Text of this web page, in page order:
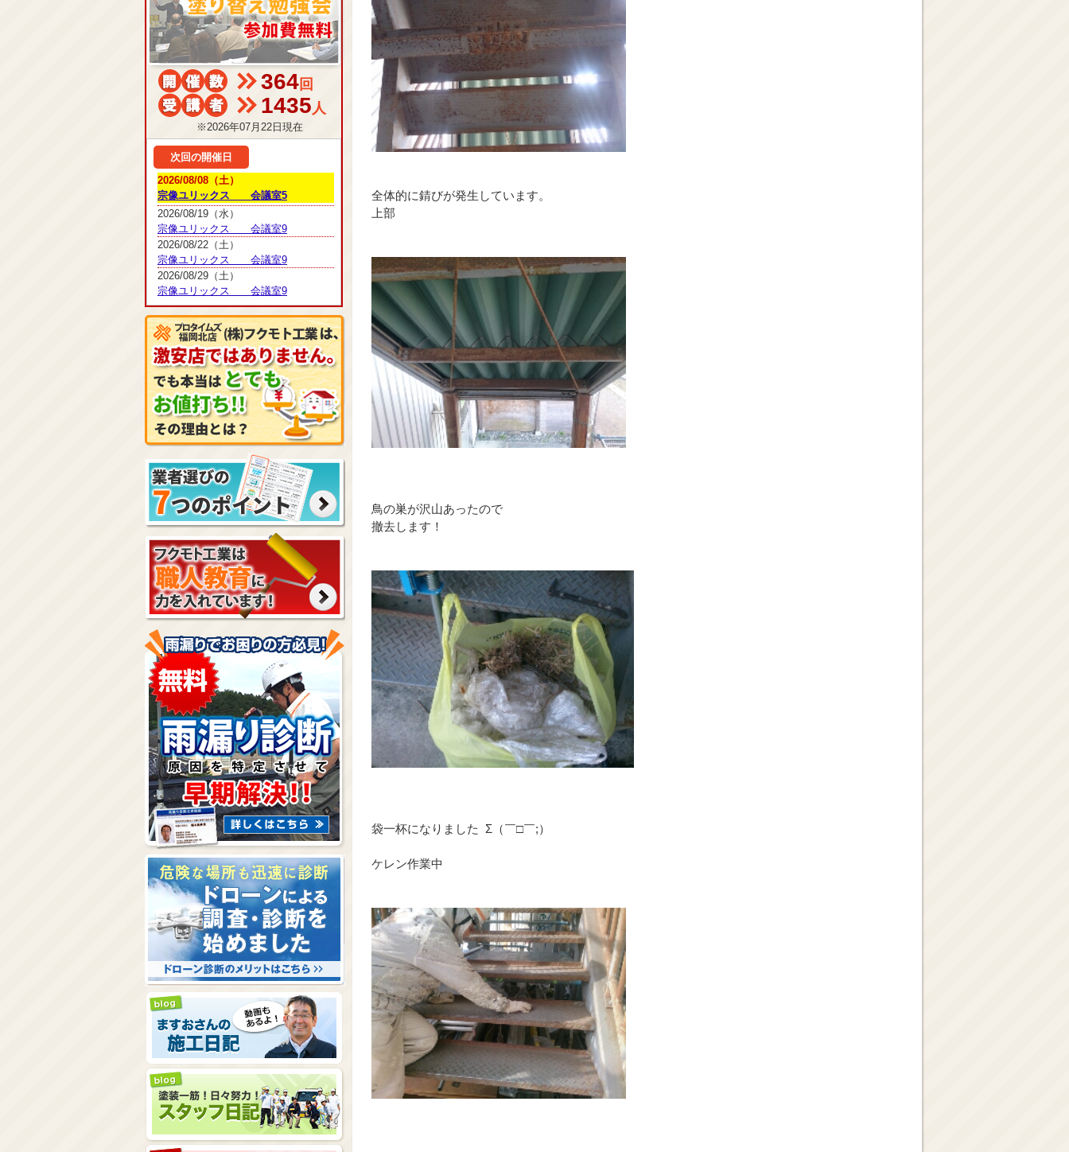
全体的に錆びが発生しています。
上部
鳥の巣が沢山あったので
撤去します！
袋一杯になりました Σ（￣□￣;）
ケレン作業中
364回
1435人
※2026年07月22日現在
次回の開催日
2026/08/08（土）
宗像ユリックス 会議室5
2026/08/19（水）
宗像ユリックス 会議室9
2026/08/22（土）
宗像ユリックス 会議室9
2026/08/29（土）
宗像ユリックス 会議室9